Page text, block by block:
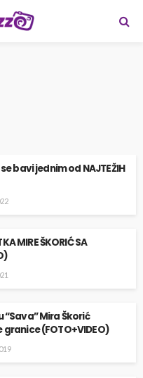
bavi jednim od NAJTEŽIH
MIRE ŠKORIĆ SA
Mira Škorić
(FOTO+VIDEO)